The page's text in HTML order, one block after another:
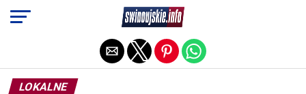
LOKALNE
Exit mobile version